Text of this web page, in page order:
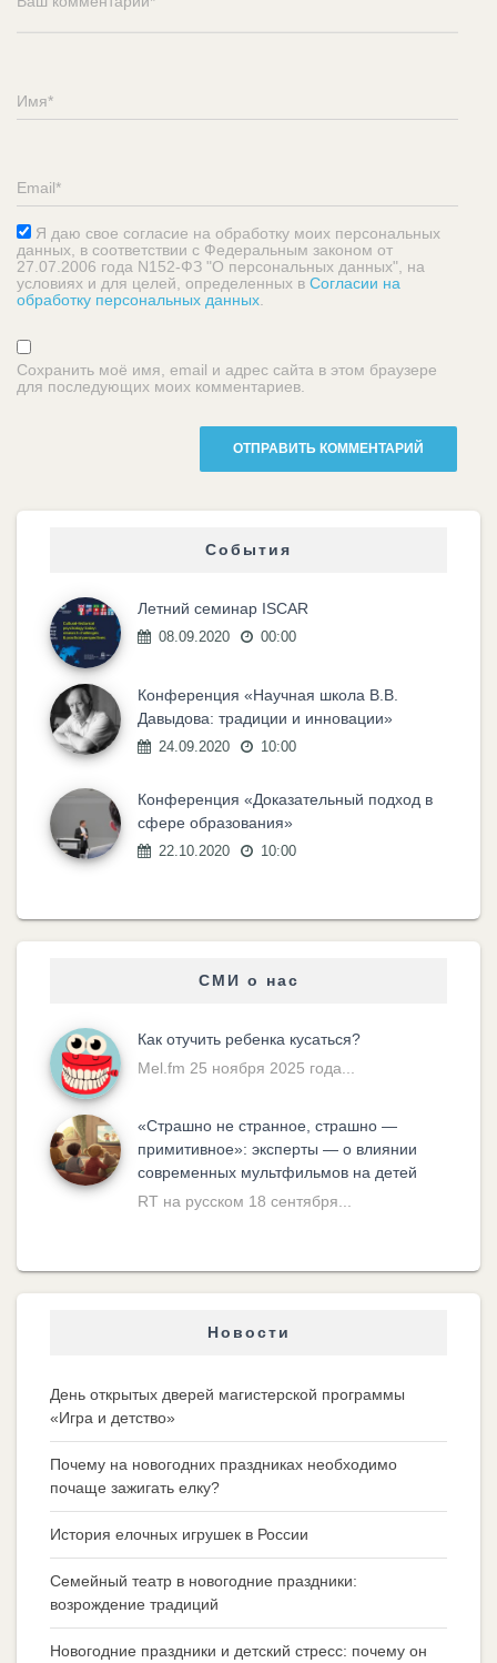
Я даю свое согласие на обработку моих персональных
данных, в соответствии с Федеральным законом от
27.07.2006 года N152-ФЗ "О персональных данных", на
условиях и для целей, определенных в Согласии на
обработку персональных данных
Сохранить моё имя, email и адрес сайта в этом браузере
для последующих моих комментариев.
События
Летний семинар ISCAR
08.09.2020 00:00
Конференция «Научная школа В.В.
Давыдова: традиции и инновации»
24.09.2020 10:00
Конференция «Доказательный подход в
сфере образования»
22.10.2020 10:00
СМИ о нас
Как отучить ребенка кусаться?
Mel.fm 25 ноября 2025 года...
«Cтрашно не странное, страшно —
примитивное»: эксперты — о влиянии
современных мультфильмов на детей
RT на русском 18 сентября...
Новости
День открытых дверей магистерской программы
«Игра и детство»
Почему на новогодних праздниках необходимо
почаще зажигать елку?
История елочных игрушек в России
Семейный театр в новогодние праздники:
возрождение традиций
Новогодние праздники и детский стресс: почему он